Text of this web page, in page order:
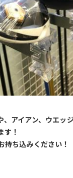
アイアン、ウエッ
す！
持ち込みください！